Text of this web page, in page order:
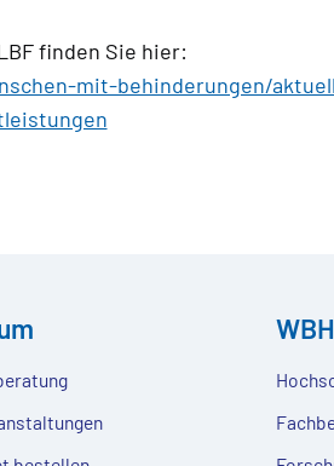
finden Sie hier:
mit-behinderungen/
WBH